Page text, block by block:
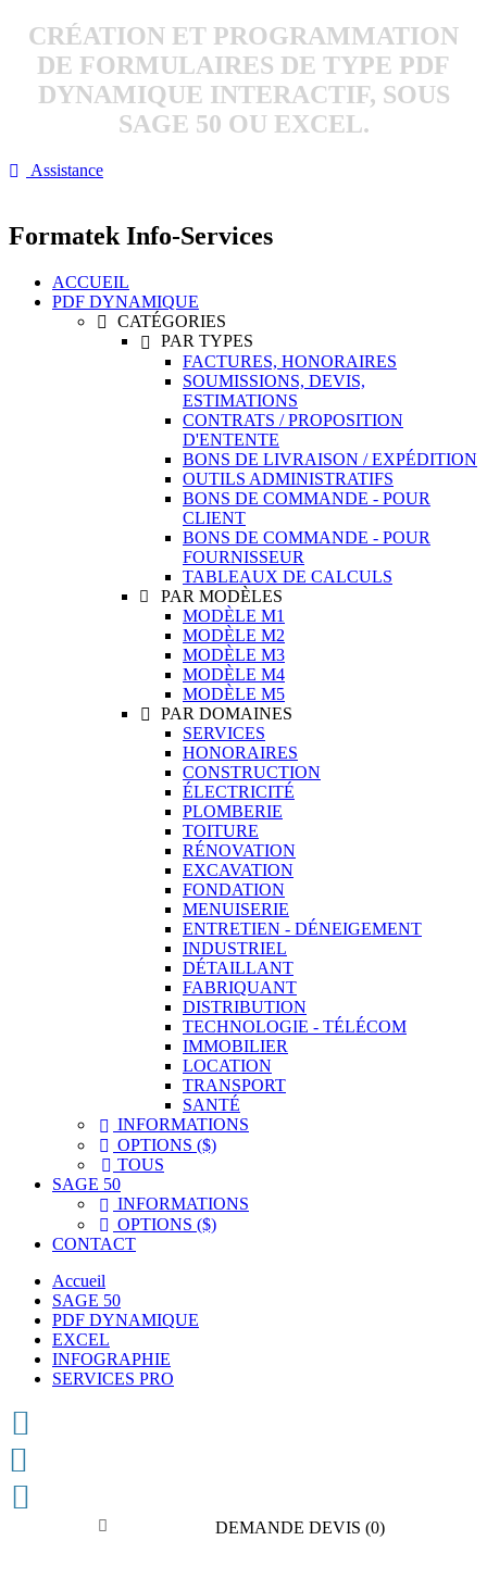
CRÉATION ET PROGRAMMATION
DE FORMULAIRES DE TYPE PDF
DYNAMIQUE INTERACTIF, SOUS
SAGE 50 OU EXCEL.
 Assistance
Formatek Info-Services
ACCUEIL
PDF DYNAMIQUE
 CATÉGORIES

PAR TYPES
FACTURES, HONORAIRES
SOUMISSIONS, DEVIS,
ESTIMATIONS
CONTRATS / PROPOSITION
D'ENTENTE
BONS DE LIVRAISON / EXPÉDITION
OUTILS ADMINISTRATIFS
BONS DE COMMANDE - POUR
CLIENT
BONS DE COMMANDE - POUR
FOURNISSEUR
TABLEAUX DE CALCULS

PAR MODÈLES
MODÈLE M1
MODÈLE M2
MODÈLE M3
MODÈLE M4
MODÈLE M5

PAR DOMAINES
SERVICES
HONORAIRES
CONSTRUCTION
ÉLECTRICITÉ
PLOMBERIE
TOITURE
RÉNOVATION
EXCAVATION
FONDATION
MENUISERIE
ENTRETIEN - DÉNEIGEMENT
INDUSTRIEL
DÉTAILLANT
FABRIQUANT
DISTRIBUTION
TECHNOLOGIE - TÉLÉCOM
IMMOBILIER
LOCATION
TRANSPORT
SANTÉ
 INFORMATIONS
 OPTIONS ($)
 TOUS
SAGE 50
 INFORMATIONS
 OPTIONS ($)
CONTACT
Accueil
SAGE 50
PDF DYNAMIQUE
EXCEL
INFOGRAPHIE
SERVICES PRO



 DEMANDE DEVIS (0)